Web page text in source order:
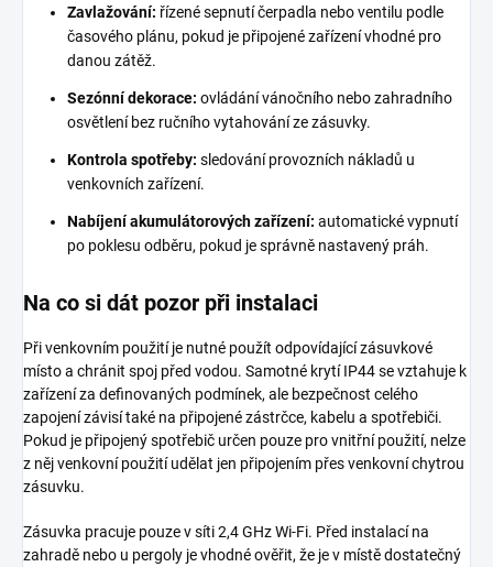
Zavlažování: řízené sepnutí čerpadla nebo ventilu podle
časového plánu, pokud je připojené zařízení vhodné pro
danou zátěž.
Sezónní dekorace: ovládání vánočního nebo zahradního
osvětlení bez ručního vytahování ze zásuvky.
Kontrola spotřeby: sledování provozních nákladů u
venkovních zařízení.
Nabíjení akumulátorových zařízení: automatické vypnutí
po poklesu odběru, pokud je správně nastavený práh.
Na co si dát pozor při instalaci
Při venkovním použití je nutné použít odpovídající zásuvkové
místo a chránit spoj před vodou. Samotné krytí IP44 se vztahuje k
zařízení za definovaných podmínek, ale bezpečnost celého
zapojení závisí také na připojené zástrčce, kabelu a spotřebiči.
Pokud je připojený spotřebič určen pouze pro vnitřní použití, nelze
z něj venkovní použití udělat jen připojením přes venkovní chytrou
zásuvku.
Zásuvka pracuje pouze v síti 2,4 GHz Wi-Fi. Před instalací na
zahradě nebo u pergoly je vhodné ověřit, že je v místě dostatečný